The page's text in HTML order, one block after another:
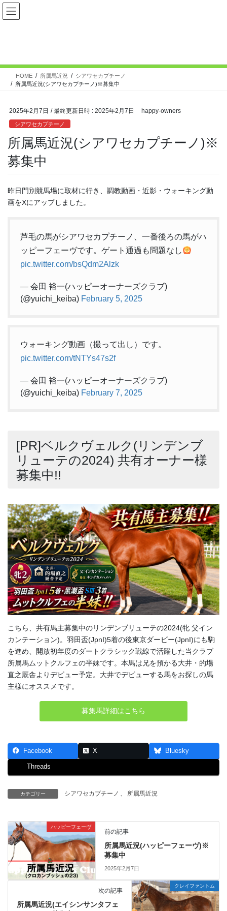
コ
ン
ス
ナ
ビ
ン
HOME 所属馬近況
シアワセカプチーノ
所属馬近況(シアワセカプチーノ)※募集中
2025年2月7日 / 最終更新日時 : 2025年2月7日 happy-owners
シアワセカプチーノ
所属馬近況(シアワセカプチーノ)※
募集中
昨日門別競馬場に取材に行き、調教動画・近影・ウォーキング動
画をXにアップしました。
芦毛の馬がシアワセカプチーノ、一番後ろの馬がハ
ッピーフェーヴです。ゲート通過も問題なし
pic.twitter.com/bsQdm2Alzk
— 会田 裕一(ハッピーオーナーズクラブ)
(@yuichi_keiba) February 5, 2025
ウォーキング動画（撮って出し）です。
pic.twitter.com/tNTYs47s2f
— 会田 裕一(ハッピーオーナーズクラブ)
(@yuichi_keiba) February 7, 2025
[PR]ベルクヴェルク(リンデンブ
リューテの2024) 共有オーナー様
募集中!!
こちら、共有馬主募集中のリンデンブリューテの2024(牝 父イン
カンテーション)。羽田盃(JpnI)5着の後東京ダービー(JpnI)にも駒
を進め、開放初年度のダートクラシック戦線で活躍した当クラブ
所属馬ムットクルフェの半妹です。本馬は兄を預かる大井・的場
直之厩舎よりデビュー予定。大井でデビューする馬をお探しの馬
主様にオススメです。
募集馬詳細はこちら
Facebook X Bluesky
Threads
カテゴリー シアワセカプチーノ 所属馬近況
ハッピーフェーヴ
前の記事
所属馬近況(ハッピーフェーヴ)※
募集中
2025年2月7日
クレイファントム
次の記事
所属馬近況(エイシンサンタフェ